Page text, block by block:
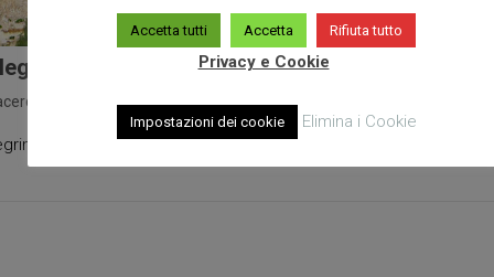
in Terra Santa 22-29 Giugno 2020
Pellegrinaggi/No Comments/Dicembre 16, 2019
in Terra Santa 22-29 Giugno 2019
Accetta tutti Accetta Rifiuta tutto
Privacy e Cookie
Impostazioni dei cookie Elimina i Cookie